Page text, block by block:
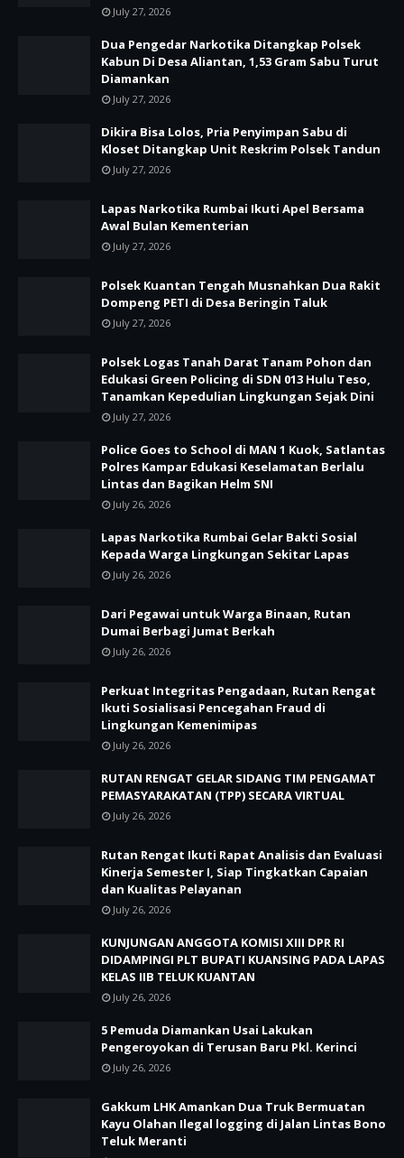
July 27, 2026
Dua Pengedar Narkotika Ditangkap Polsek
Kabun Di Desa Aliantan, 1,53 Gram Sabu Turut
Diamankan
July 27, 2026
Dikira Bisa Lolos, Pria Penyimpan Sabu di
Kloset Ditangkap Unit Reskrim Polsek Tandun
July 27, 2026
Lapas Narkotika Rumbai Ikuti Apel Bersama
Awal Bulan Kementerian
July 27, 2026
Polsek Kuantan Tengah Musnahkan Dua Rakit
Dompeng PETI di Desa Beringin Taluk
July 27, 2026
Polsek Logas Tanah Darat Tanam Pohon dan
Edukasi Green Policing di SDN 013 Hulu Teso,
Tanamkan Kepedulian Lingkungan Sejak Dini
July 27, 2026
Police Goes to School di MAN 1 Kuok, Satlantas
Polres Kampar Edukasi Keselamatan Berlalu
Lintas dan Bagikan Helm SNI
July 26, 2026
Lapas Narkotika Rumbai Gelar Bakti Sosial
Kepada Warga Lingkungan Sekitar Lapas
July 26, 2026
Dari Pegawai untuk Warga Binaan, Rutan
Dumai Berbagi Jumat Berkah
July 26, 2026
Perkuat Integritas Pengadaan, Rutan Rengat
Ikuti Sosialisasi Pencegahan Fraud di
Lingkungan Kemenimipas
July 26, 2026
RUTAN RENGAT GELAR SIDANG TIM PENGAMAT
PEMASYARAKATAN (TPP) SECARA VIRTUAL
July 26, 2026
Rutan Rengat Ikuti Rapat Analisis dan Evaluasi
Kinerja Semester I, Siap Tingkatkan Capaian
dan Kualitas Pelayanan
July 26, 2026
KUNJUNGAN ANGGOTA KOMISI XIII DPR RI
DIDAMPINGI PLT BUPATI KUANSING PADA LAPAS
KELAS IIB TELUK KUANTAN
July 26, 2026
5 Pemuda Diamankan Usai Lakukan
Pengeroyokan di Terusan Baru Pkl. Kerinci
July 26, 2026
Gakkum LHK Amankan Dua Truk Bermuatan
Kayu Olahan Ilegal logging di Jalan Lintas Bono
Teluk Meranti